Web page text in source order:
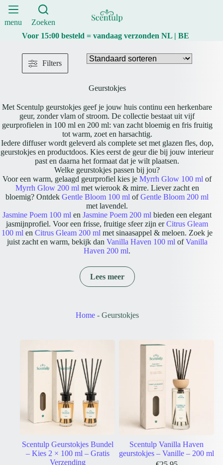
Ga
naar
demenu
Zoeken
Voor 15:00 besteld = vandaag verzonden NL | BE
Geurstokjes
Met Scentulp geurstokjes geef je jouw huis continu een herkenbare
geur, zonder vlam of stroom. De collectie bestaat uit vijf
geurprofielen in 100 ml en 200 ml: van zacht bloemig en fris fruitig
tot warm, zoet en harsachtig.
Iedere diffuser wordt geleverd als complete set met glazen fles, dop,
geurstokjes en productdoos. Kies eerst de geur die bij jouw interieur
past en daarna het formaat dat je wilt plaatsen.
Welke geurstokjes passen bij jou?
Voor een warm, gelaagd geurprofiel kies jeMyrrh Glow 100 ml of
Myrrh Glow 200 ml met wierook & mirre. Liever zacht en
bloemig? OntdekGentle Bloom 100 ml ofGentle Bloom 200 ml
met lavendel.
Jasmine Poem 100 ml enJasmine Poem 200 ml bieden een elegant
jasmijnprofiel. Voor een frisse, fruitige sfeer zijn erCitrus Gleam
100 ml enCitrus Gleam 200 ml met sinaasappel & meloen. Zoek je
juist zacht en warm, bekijk dan Vanilla Haven 100 ml ofVanilla
Haven 200 ml.
De 100 ml-uitvoering heeft een compact, afgerond vaasmodel. De
200 ml-uitvoering bevat meer geurvloeistof en heeft een hoger,
slanker flesmodel. Binnen iedere geurlijn is het geurprofiel in beide
Zo gebruik je geurstokjes
wanneer je tijdelijk meer geur wilt waarnemen. Zet de fles altijd
rechtop op een stabiele, beschermde ondergrond.
Veelgestelde vragen over geurstokjes
Wat is het verschil tussen geurstokjes en een reed diffuser?
Er is geen praktisch verschil: reed diffuser is de Engelse benaming
voor een geurverspreider met geurstokjes.
Hoe kies ik de juiste geur?
Kies lavendel of jasmijn voor een bloemige uitstraling, sinaasappel
& meloen voor een fris fruitig karakter, vanille voor zachte warmte
of wierook & mirre voor een dieper harsachtig geurprofiel.
Begin met een beperkt aantal stokjes en voeg er naar wens meer toe.
De ervaren geursterkte hangt ook af van ventilatie, temperatuur,
Lees meer
Home- Geurstokjes
Scentulp Geurstokjes Bundel
– Kies 2 × 100 ml – Gratis
Verzending
Scentulp Vanilla Haven
geurstokjes – Vanille – 200 ml
Filters